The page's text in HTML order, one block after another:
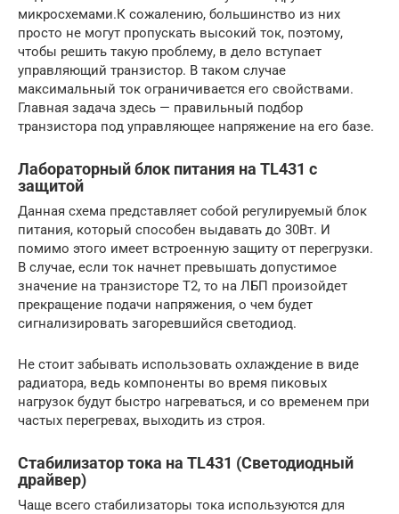
микросхемами.К сожалению, большинство из них
просто не могут пропускать высокий ток, поэтому,
чтобы решить такую проблему, в дело вступает
управляющий транзистор. В таком случае
максимальный ток ограничивается его свойствами.
Главная задача здесь — правильный подбор
транзистора под управляющее напряжение на его базе.
Лабораторный блок питания на TL431 с
защитой
Данная схема представляет собой регулируемый блок
питания, который способен выдавать до 30Вт. И
помимо этого имеет встроенную защиту от перегрузки.
В случае, если ток начнет превышать допустимое
значение на транзисторе Т2, то на ЛБП произойдет
прекращение подачи напряжения, о чем будет
сигнализировать загоревшийся светодиод.
Не стоит забывать использовать охлаждение в виде
радиатора, ведь компоненты во время пиковых
нагрузок будут быстро нагреваться, и со временем при
частых перегревах, выходить из строя.
Стабилизатор тока на TL431 (Светодиодный
драйвер)
Чаще всего стабилизаторы тока используются для